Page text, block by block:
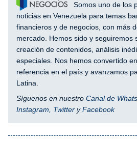
Somos uno de los
noticias en Venezuela para temas
financieros y de negocios, con más
mercado. Hemos sido y seguiremos
creación de contenidos, análisis
especiales. Nos hemos convertido
referencia en el país y avanzamos
Latina.
Síguenos en nuestro Canal de
Instagram, Twitter yFacebook